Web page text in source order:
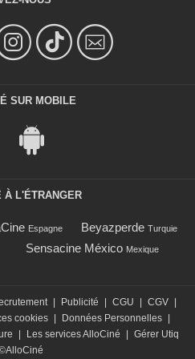
SUR MOBILE
À L'ÉTRANGER
Espagne Beyazperde Turquie
Sensacine México Mexique
Publicité CGU CGV
cookies Données Personnelles
Les services AlloCiné
Gérer Utiq